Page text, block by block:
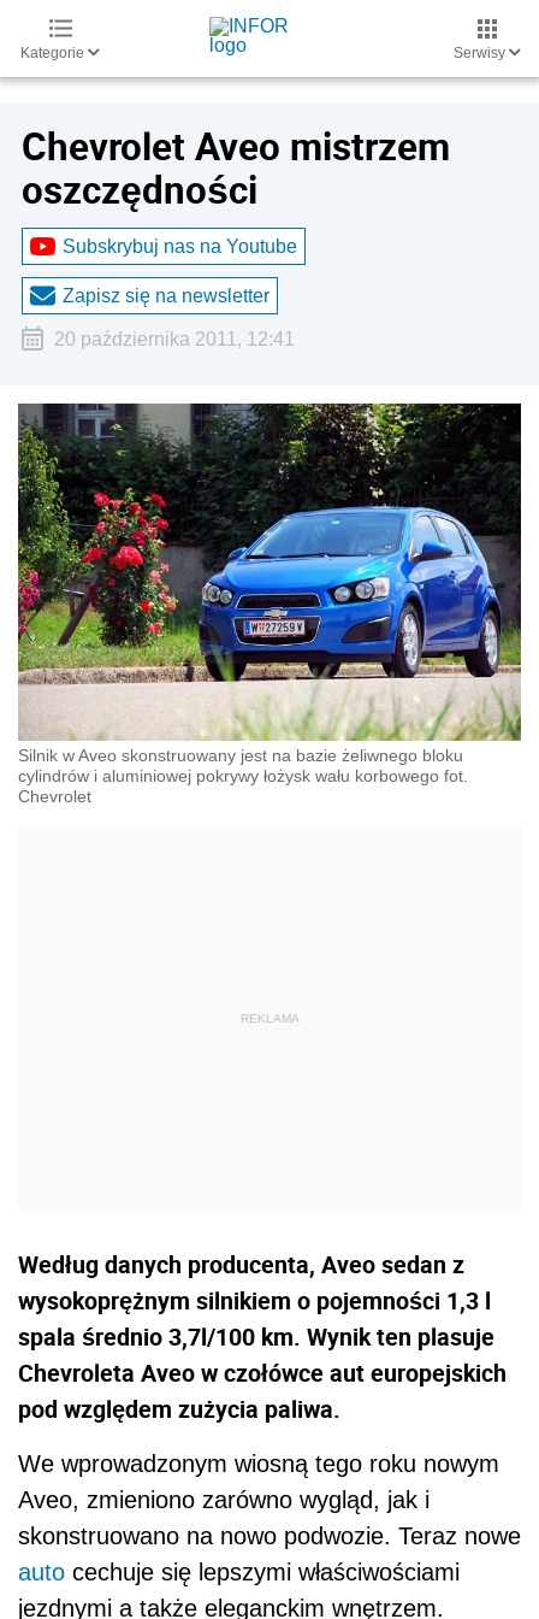
Kategorie Serwisy
Chevrolet Aveo mistrzem
oszczędności
Subskrybuj nas na Youtube
Zapisz się na newsletter
20 października 2011, 12:41
Silnik w Aveo skonstruowany jest na bazie żeliwnego bloku
cylindrów i aluminiowej pokrywy łożysk wału korbowego fot.
Chevrolet
Według danych producenta, Aveo sedan z
wysokoprężnym silnikiem o pojemności 1,3 l
spala średnio 3,7l/100 km. Wynik ten plasuje
Chevroleta Aveo w czołówce aut europejskich
pod względem zużycia paliwa.
We wprowadzonym wiosną tego roku nowym
Aveo, zmieniono zarówno wygląd, jak i
skonstruowano na nowo podwozie. Teraz nowe
auto cechuje się lepszymi właściwościami
jezdnymi a także eleganckim wnętrzem.